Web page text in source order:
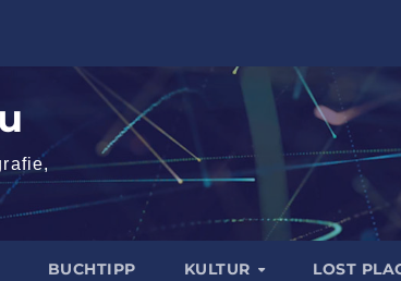
BUCHTIPP KULTUR LOST